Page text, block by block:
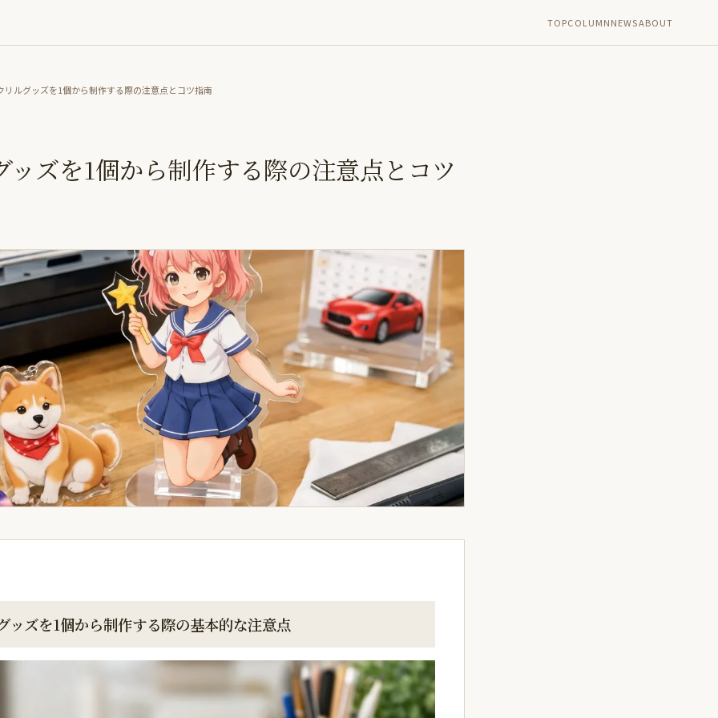
TOPCOLUMNNEWSABOUT
リルグッズを1個から制作する際の注意点とコツ指南
ッズを1個から制作する際の注意点とコツ
ッズを1個から制作する際の基本的な注意点